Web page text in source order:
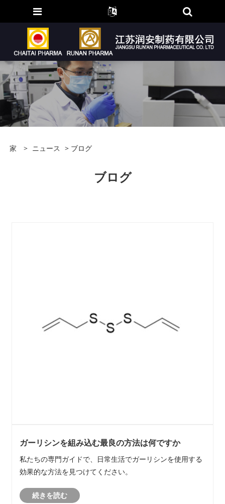
家 > ニュース > ブログ
ブログ
ガーリシンを組み込む最良の方法は何ですか
私たちの専門ガイドで、日常生活でガーリシンを使用する
効果的な方法を見つけてください。
続きを読む